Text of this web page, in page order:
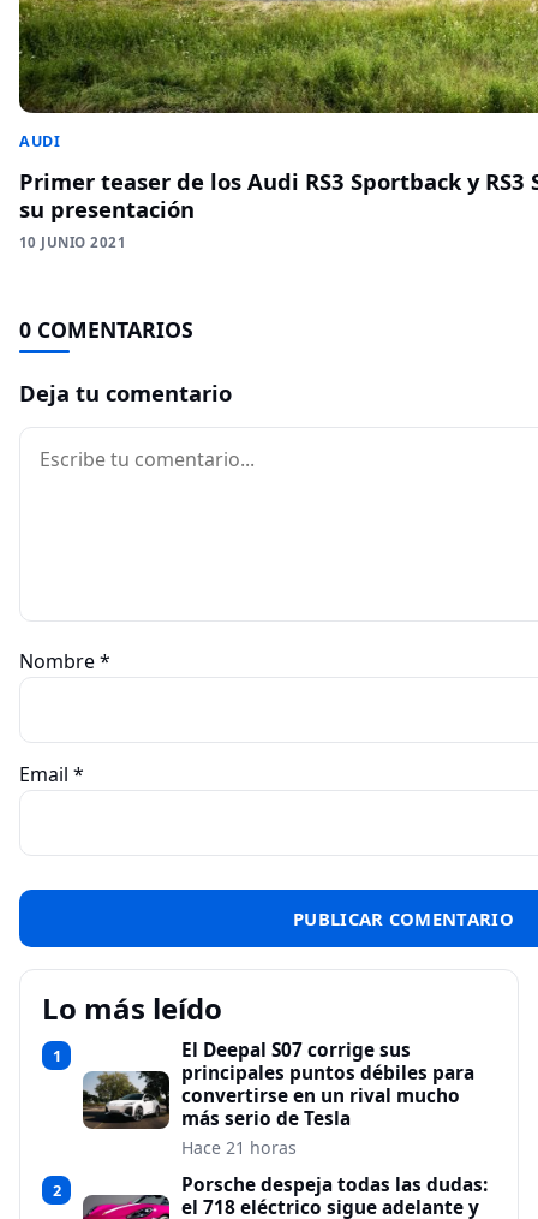
AUDI
Primer teaser de los Audi RS3 Sportback y RS3
su presentación
10 JUNIO 2021
0 COMENTARIOS
Deja tu comentario
Comentario
Nombre*
Email *
Lo más leído
1
El Deepal S07 corrige sus
principales puntos débiles para
convertirse en un rival mucho
más serio de Tesla
Hace 21 horas
2
Porsche despeja todas las dudas:
el 718 eléctrico sigue adelante y